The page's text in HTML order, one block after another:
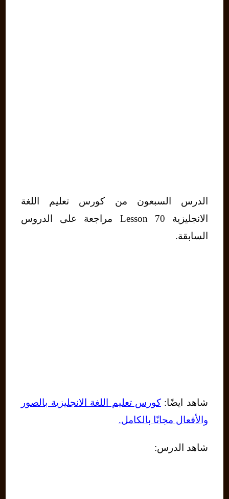
الدرس السبعون من كورس تعليم اللغة
الانجليزية Lesson 70 مراجعة على الدروس
السابقة.
شاهد ايضًا:كورس تعليم اللغة الانجليزية بالصور
والأفعال مجانًا بالكامل.
شاهد الدرس: